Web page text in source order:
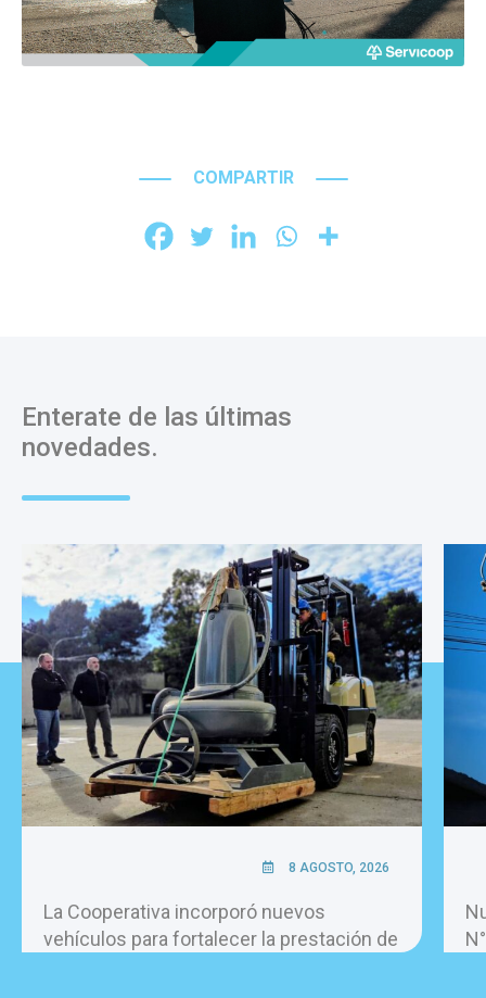
COMPARTIR
Enterate de las últimas
novedades.
8 AGOSTO, 2026
La Cooperativa incorporó nuevos
vehículos para fortalecer la prestación de